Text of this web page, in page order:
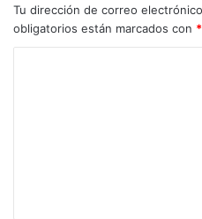
Tu dirección de correo
obligatorios están marcados con *